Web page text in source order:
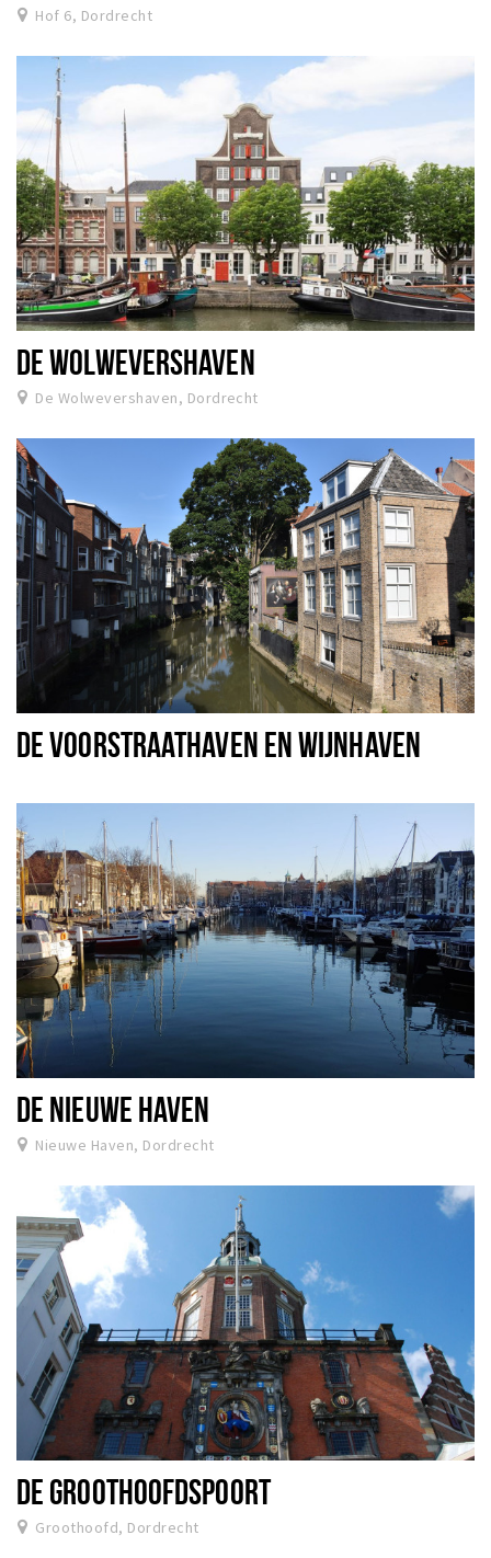
Hof 6, Dordrecht
DE WOLWEVERSHAVEN
De Wolwevershaven, Dordrecht
DE VOORSTRAATHAVEN EN WIJNHAVEN
DE NIEUWE HAVEN
Nieuwe Haven, Dordrecht
DE GROOTHOOFDSPOORT
Groothoofd, Dordrecht